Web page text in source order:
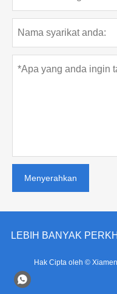
Menyerahkan
LEBIH BANYAK
Hak Cipta oleh ©
